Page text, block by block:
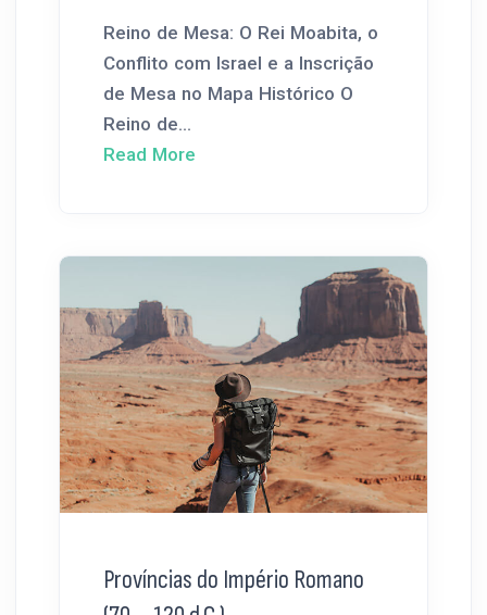
Reino de Mesa: O Rei Moabita, o
Conflito com Israel e a Inscrição
de Mesa no Mapa Histórico O
Reino de...
Read More
Províncias do Império Romano